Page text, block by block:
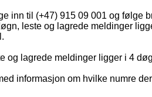
inn til (+47) 915 09 001 og følge
leste og lagrede meldinger
og lagrede meldinger ligger i 4
informasjon om hvilke numre